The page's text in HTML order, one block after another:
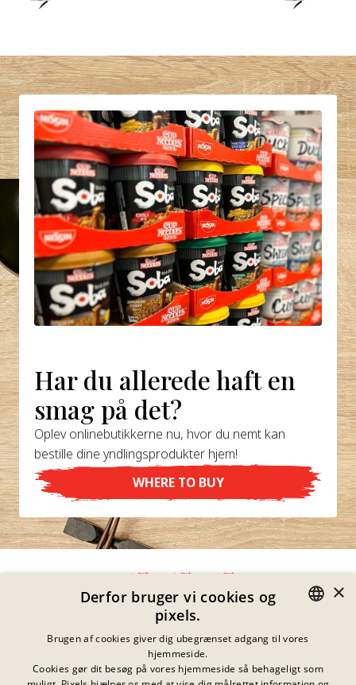
Har du allerede haft en
smag på det?
Oplev onlinebutikkerne nu, hvor du nemt kan
bestille dine yndlingsprodukter hjem!
WHERE TO BUY
Fortrolighedserklæring
Impressum
Juridiske Meddelelser
Kontakt
GERMAN
×
Derfor bruger vi cookies og
pixels.
Brugen af cookies giver dig ubegrænset adgang til vores
hjemmeside.
Cookies gør dit besøg på vores hjemmeside så behageligt som